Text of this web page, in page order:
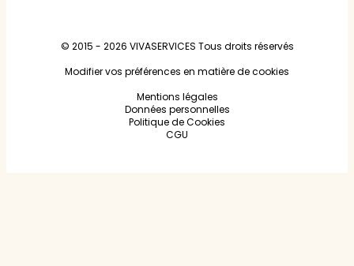
© 2015 - 2026 VIVASERVICES Tous droits réservés
Modifier vos préférences en matière de cookies
Mentions légales
Données personnelles
Politique de Cookies
CGU